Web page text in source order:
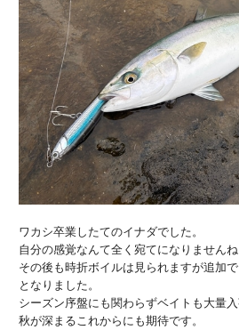
ワカシ卒業したてのイナダでした。
自分の感覚なんて全く宛てになりませんね
その後も時折ボイルは見られますが追加
となりました。
シーズン序盤にも関わらずベイトも大量入
秋が深まるこれからにも期待です。